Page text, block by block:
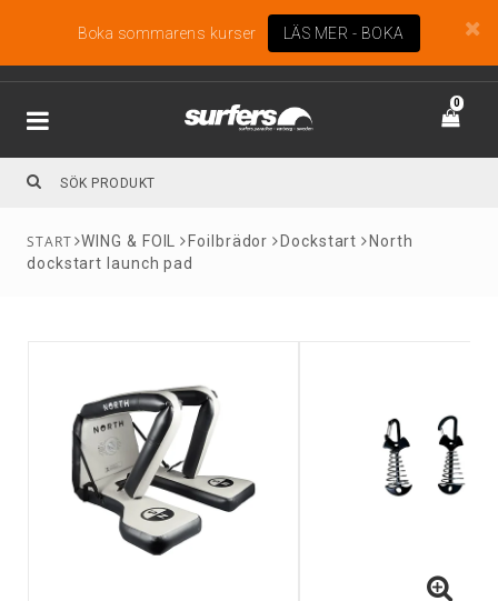
Boka sommarens kurser LÄS MER - BOKA
0
WING & FOIL Foilbrädor Dockstart
North
dockstart launch pad